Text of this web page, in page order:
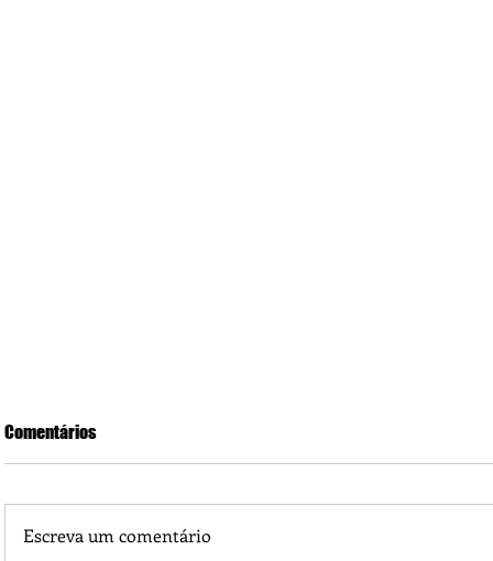
Comentários
Escreva um comentário